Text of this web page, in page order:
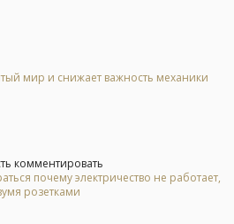
мир и снижает важность механики
комментировать
почему электричество не работает,
розетками